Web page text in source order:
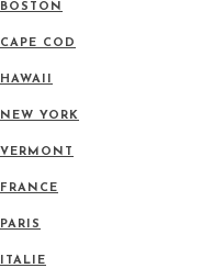
BOSTON
CAPE COD
HAWAII
NEW YORK
VERMONT
FRANCE
PARIS
ITALIE